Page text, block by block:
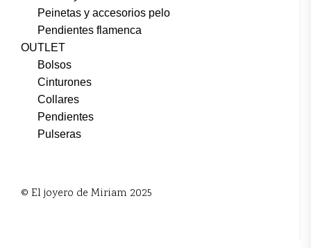
Peinetas y accesorios pelo
Pendientes flamenca
OUTLET
Bolsos
Cinturones
Collares
Pendientes
Pulseras
© El joyero de Miriam 2025